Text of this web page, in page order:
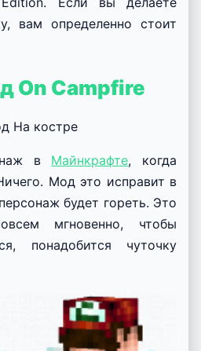
вам определенно стоит
On Campfire
в Майнкрафте, когда
Мод это исправит в
будет гореть. Это
мгновенно, чтобы
понадобится чуточку